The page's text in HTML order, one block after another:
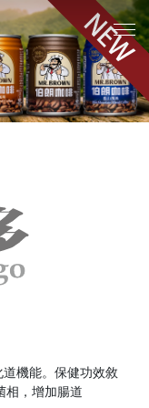
機能。 保健功效敘
，增加腸道